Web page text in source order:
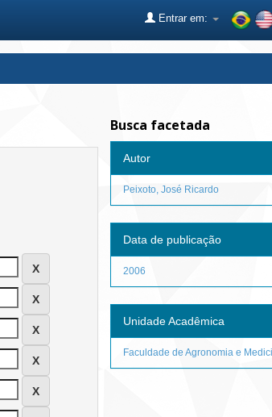
Entrar em:
Busca facetada
Autor
Peixoto, José Ricardo
Data de publicação
2006
Unidade Acadêmica
Faculdade de Agronomia e